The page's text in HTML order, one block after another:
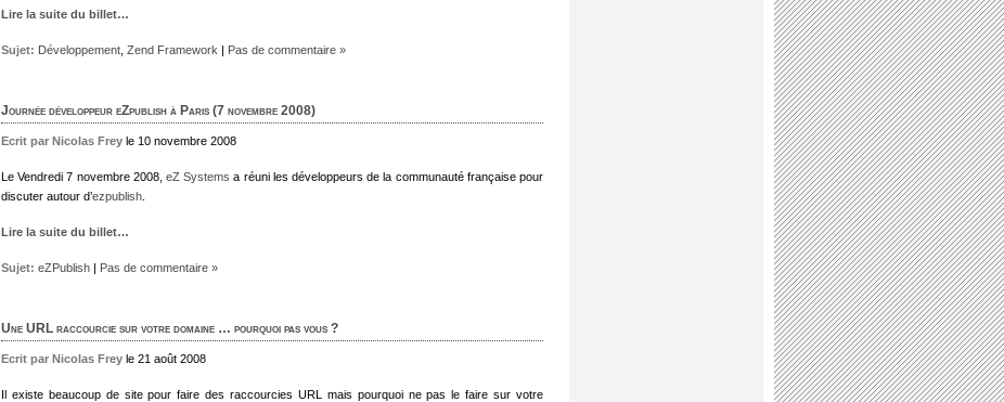
Lire la suite du billet…
Sujet: Développement Zend Framework | Pas de commentaire »
Journée développeur eZpublish à Paris (7 novembre 2008)
Ecrit par Nicolas Frey le 10 novembre 2008
Le Vendredi 7 novembre 2008, eZ Systems a réuni les développeurs de la communauté française pour
discuter autour d’ezpublish
Lire la suite du billet…
Sujet: eZPublish | Pas de commentaire »
Une URL raccourcie sur votre domaine … pourquoi pas vous ?
Ecrit par Nicolas Frey le 21 août 2008
Il existe beaucoup de site pour faire des raccourcies URL mais pourquoi ne pas le faire sur votre